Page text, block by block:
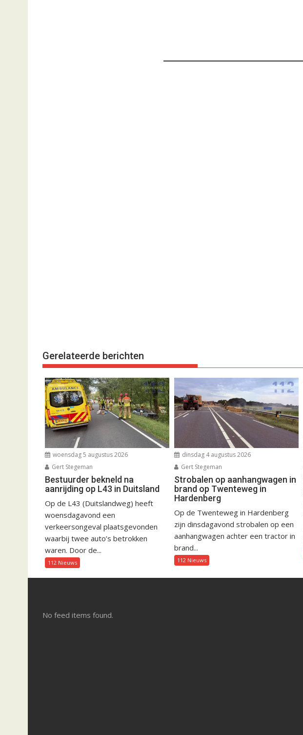
Gerelateerde berichten
woensdag 5 augustus 2026
Gert Stegeman
Bestuurder bekneld na
aanrijding op L43 in Duitsland
Op de L43 (Duitslandweg) heeft
woensdagavond een
verkeersongeval plaatsgevonden
waarbij twee auto’s betrokken
waren. Door de...
112 Nieuws
dinsdag 4 augustus 2026
Gert Stegeman
Strobalen op aanhangwagen in
brand op Twenteweg in
Hardenberg
Op de Twenteweg in Hardenberg
zijn dinsdagavond strobalen op een
aanhangwagen achter een tractor in
brand...
112 Nieuws
No feed items found.